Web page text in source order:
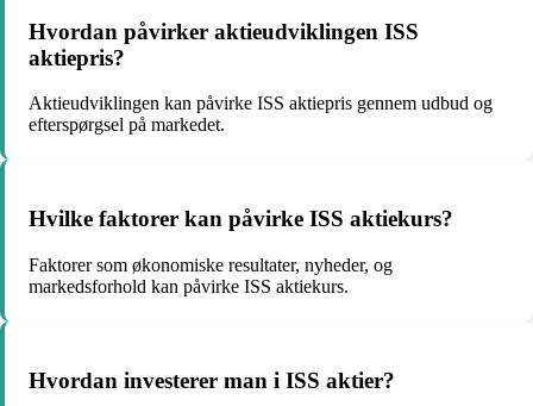
Hvordan påvirker aktieudviklingen ISS
aktiepris?
Aktieudviklingen kan påvirke ISS aktiepris gennem udbud og
efterspørgsel på markedet.
Hvilke faktorer kan påvirke ISS aktiekurs?
Faktorer som økonomiske resultater, nyheder, og
markedsforhold kan påvirke ISS aktiekurs.
Hvordan investerer man i ISS aktier?